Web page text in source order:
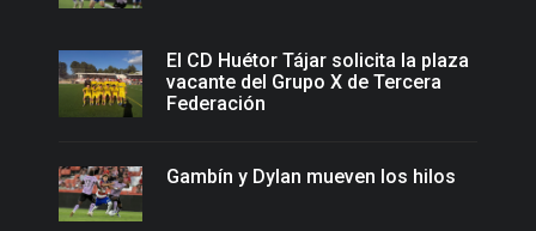
El CD Huétor Tájar solicita la plaza
vacante del Grupo X de Tercera
Federación
Gambín y Dylan mueven los hilos